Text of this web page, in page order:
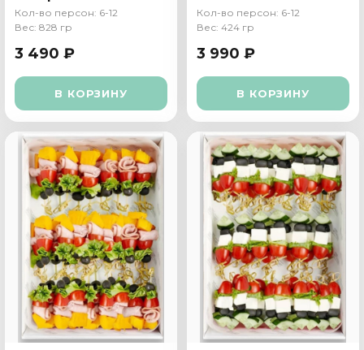
Кол-во персон: 6-12
Вес: 828 гр
3 490 ₽
В КОРЗИНУ
томатами
Кол-во персон: 6-12
Вес: 424 гр
3 990 ₽
В КОРЗИНУ